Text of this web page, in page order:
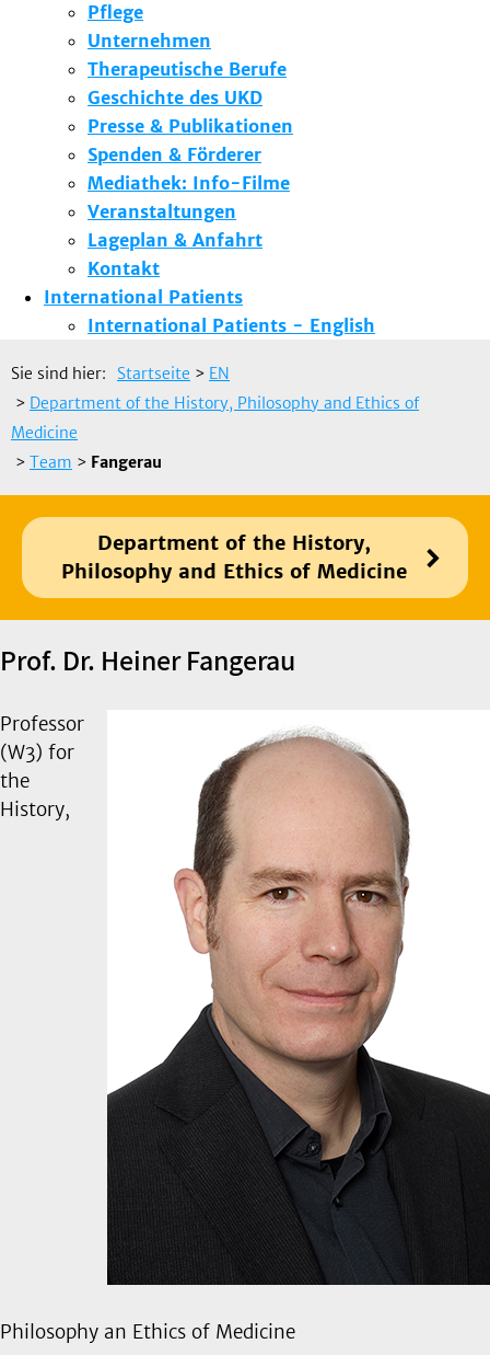
Pflege
Unternehmen
Therapeutische Berufe
Geschichte des UKD
Presse & Publikationen
Spenden & Förderer
Mediathek: Info-Filme
Veranstaltungen
Lageplan & Anfahrt
Kontakt
International Patients
International Patients - English
Sie sind hier: Startseite > EN
> Department of the History, Philosophy and Ethics of
Medicine
> Team > Fangerau
Department of the History,
Philosophy and Ethics of Medicine
Prof. Dr. Heiner Fangerau
Professor
(W3) for
the
History,
Philosophy an Ethics of Medicine